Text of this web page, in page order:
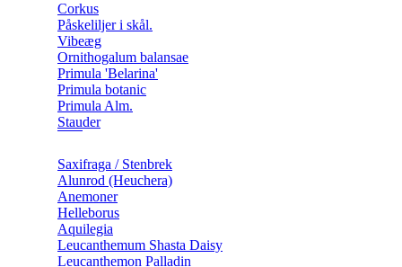
Corkus
Påskeliljer i skål.
Vibeæg
Ornithogalum balansae
Primula 'Belarina'
Primula botanic
Primula Alm.
Stauder
Saxifraga / Stenbrek
Alunrod (Heuchera)
Anemoner
Helleborus
Aquilegia
Leucanthemum Shasta Daisy
Leucanthemon Palladin